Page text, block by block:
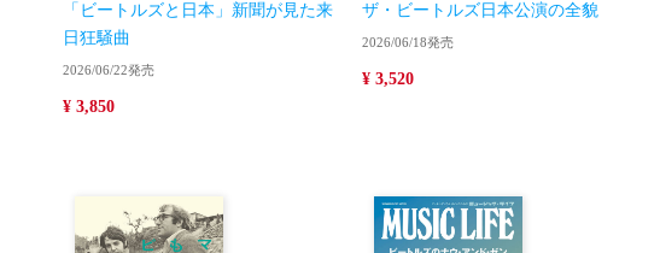
「ビートルズと日本」新聞が見た来
日狂騒曲
2026/06/22発売
¥ 3,850
ザ・ビートルズ日本公演の全貌
2026/06/18発売
¥ 3,520